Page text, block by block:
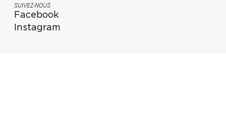
SUIVEZ-NOUS
Facebook
Instagram